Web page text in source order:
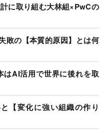
に取り組む大林組×PwCの
敗の【本質的原因】とは何
はAI活用で世界に後れを取
【変化に強い組織の作り